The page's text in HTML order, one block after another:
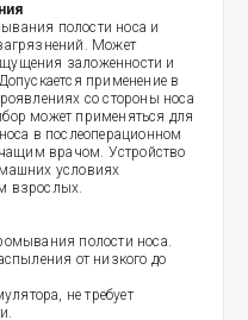
полости носа и
Может
заложенности и
применение в
со стороны носа
может применяться для
в послеоперационном
врачом. Устройство
условиях
взрослых.
полости носа.
от низкого до
не требует